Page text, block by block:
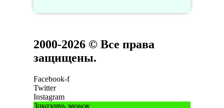
2000-2026 © Все права
защищены.
Facebook-f
Twitter
Instagram
Заказать звонок